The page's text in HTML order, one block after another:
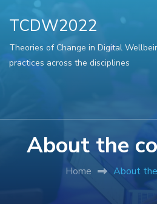
TCDW2022
Theories of Change in Digital
practices across the disciplines
About the
Home About